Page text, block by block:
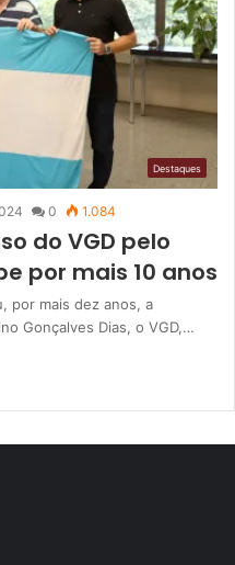
Destaques
0 1.084
do VGD pelo
por mais 10 anos
por mais dez anos, a
Gonçalves Dias, o VGD,…